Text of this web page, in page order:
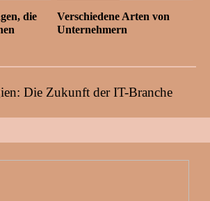
die
Verschiedene Arten von
Unternehmern
Die Zukunft der IT-Branche